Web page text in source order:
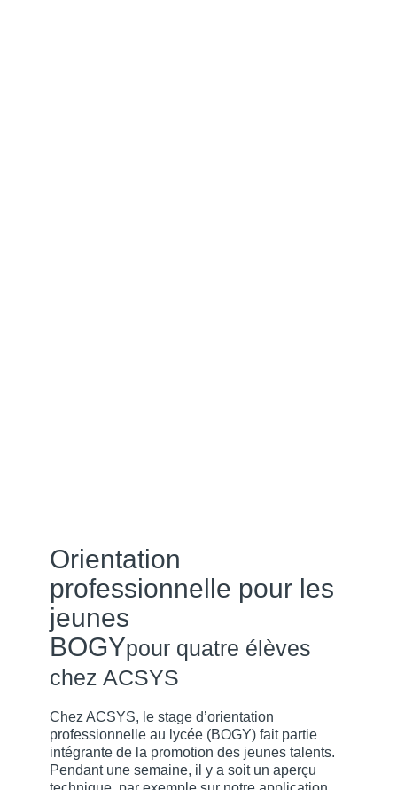
Orientation
professionnelle pour les
jeunes
BOGYpour quatre élèves
chez ACSYS
Chez ACSYS, le stage d’orientation
professionnelle au lycée (BOGY) fait partie
intégrante de la promotion des jeunes talents.
Pendant une semaine, il y a soit un aperçu